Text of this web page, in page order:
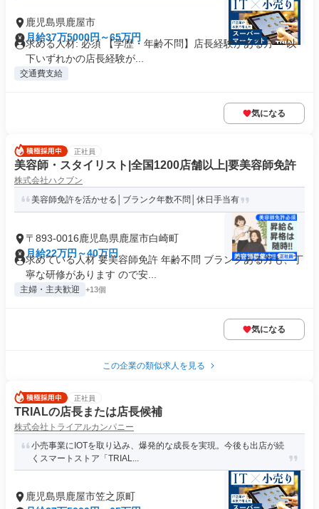
鹿児島県鹿屋市
月給37万5000円～65万円
求める人材: 必須 【学歴・年齢不問】店長経験がある方 ～以
下いずれかの店長経験が...
交通費支給
気になる
正社員
美容師・スタイリスト|全国1200店舗以上|要美容師免許
株式会社ハクブン
美容師免許を活かせる│ブランク年数不問│休日手当有
〒893-0016鹿児島県鹿屋市白崎町
月給22万円～40万円
求めている人材 要美容師免許 年齢不問 ブランクある方も、丁
寧な研修があります ので安...
主婦・主夫歓迎 +13個
気になる
この企業の類似求人を見る
正社員
TRIALの店長または店長候補
株式会社トライアルカンパニー
小売事業にIOTを取り込み、爆発的な成長を実現。今後も出店が続
くスマートストア「TRIAL...
鹿児島県鹿屋市笠之原町